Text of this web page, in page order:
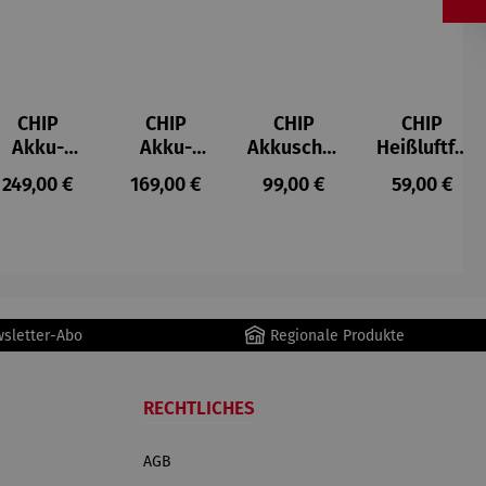
CHIP
Akku-
Staubsau
ger
Regulärer Preis:
249,00 €
CHIP
Akku-
Staubsau
ger DS02
Regulärer Preis:
169,00 €
CHIP
Akkuschra
uber
Regulärer Preis:
99,00 €
CHIP
Heißluftfri
tteuse
Regulärer
59,00 €
Abo Regionale Produkte
RECHTLICHES
AGB